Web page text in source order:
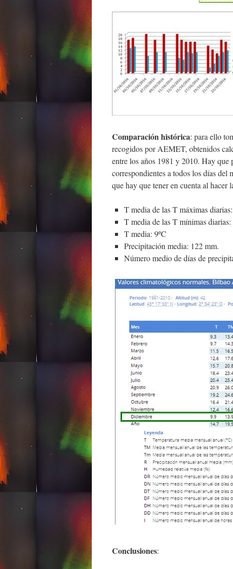
Comparación histórica: para ello
recogidos por AEMET, obtenidos
entre los años 1981 y 2010. Hay que
correspondientes a todos los días del
que hay que tener en cuenta al
T media de las T máximas
T media de las T mínimas diarias:
T media: 9ºC
Precipitación media: 122 mm.
Número medio de días de
Conclusiones: